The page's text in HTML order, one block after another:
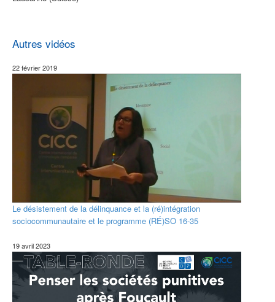
Autres vidéos
22 février 2019
Le désistement de la délinquance et la (ré)intégration
sociocommunautaire et le programme (RÉ)SO 16-35
19 avril 2023